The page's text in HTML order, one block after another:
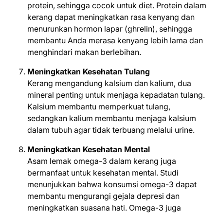
protein, sehingga cocok untuk diet. Protein dalam
kerang dapat meningkatkan rasa kenyang dan
menurunkan hormon lapar (ghrelin), sehingga
membantu Anda merasa kenyang lebih lama dan
menghindari makan berlebihan.
Meningkatkan Kesehatan Tulang
Kerang mengandung kalsium dan kalium, dua
mineral penting untuk menjaga kepadatan tulang.
Kalsium membantu memperkuat tulang,
sedangkan kalium membantu menjaga kalsium
dalam tubuh agar tidak terbuang melalui urine.
Meningkatkan Kesehatan Mental
Asam lemak omega-3 dalam kerang juga
bermanfaat untuk kesehatan mental. Studi
menunjukkan bahwa konsumsi omega-3 dapat
membantu mengurangi gejala depresi dan
meningkatkan suasana hati. Omega-3 juga